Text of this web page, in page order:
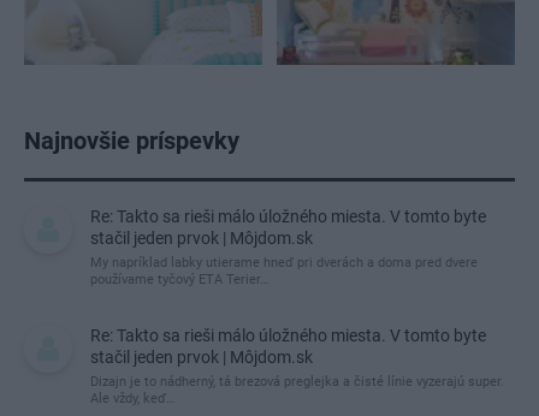
Najnovšie príspevky
Re: Takto sa rieši málo úložného miesta. V tomto byte
stačil jeden prvok | Môjdom.sk
My napríklad labky utierame hneď pri dverách a doma pred dvere
používame tyčový ETA Terier…
Re: Takto sa rieši málo úložného miesta. V tomto byte
stačil jeden prvok | Môjdom.sk
Dizajn je to nádherný, tá brezová preglejka a čisté línie vyzerajú super.
Ale vždy, keď…